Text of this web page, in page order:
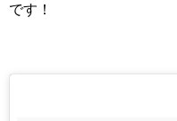
です！